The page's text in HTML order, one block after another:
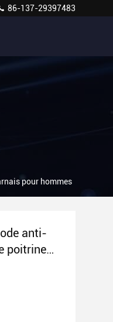
86-137-29397483
pour hommes
anti-
poitrine